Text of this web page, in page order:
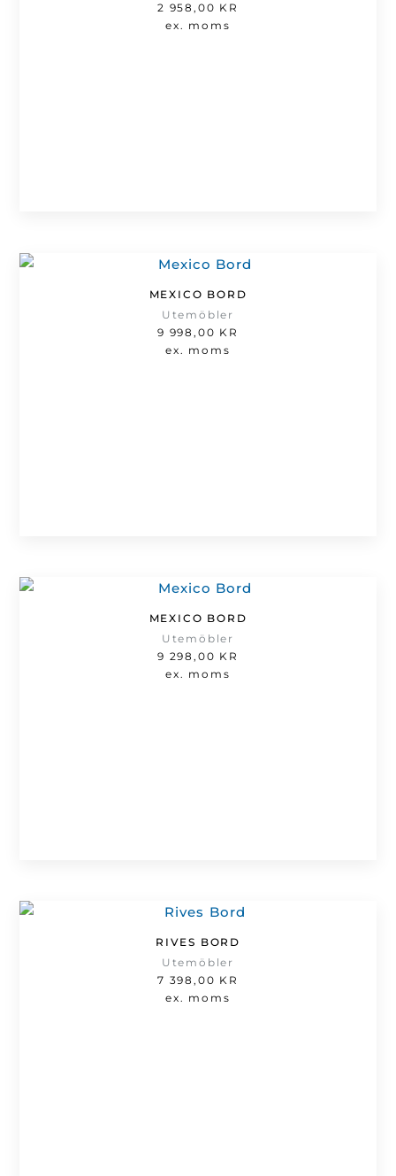
2 958,00 KR
ex. moms
MEXICO BORD
Utemöbler
9 998,00 KR
ex. moms
MEXICO BORD
Utemöbler
9 298,00 KR
ex. moms
RIVES BORD
Utemöbler
7 398,00 KR
ex. moms